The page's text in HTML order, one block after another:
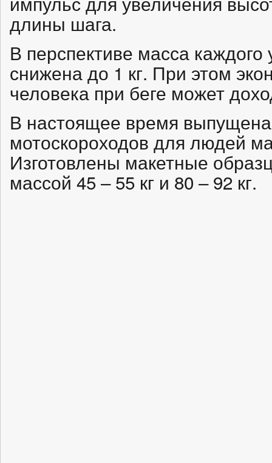
длины шага.
В перспективе масса
снижена до 1 кг. При этом
человека при беге может
В настоящее время
мотоскороходов для людей
Изготовлены макетные
массой 45 – 55 кг и 80 – 92 кг.